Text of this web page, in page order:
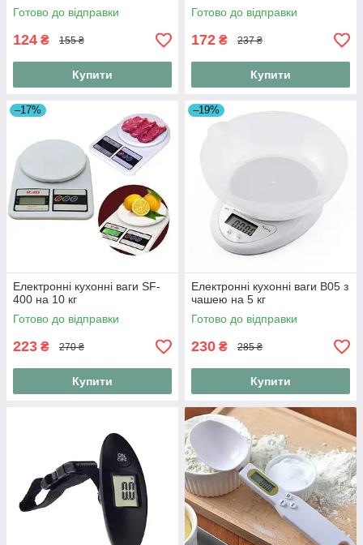
Готово до відправки
124 ₴ 155 ₴
Купити
Готово до відправки
172 ₴ 237 ₴
Купити
–17%
Електронні кухонні ваги SF-
400 на 10 кг
Готово до відправки
223 ₴ 270 ₴
Купити
–19%
Електронні кухонні ваги B05 з
чашею на 5 кг
Готово до відправки
230 ₴ 285 ₴
Купити